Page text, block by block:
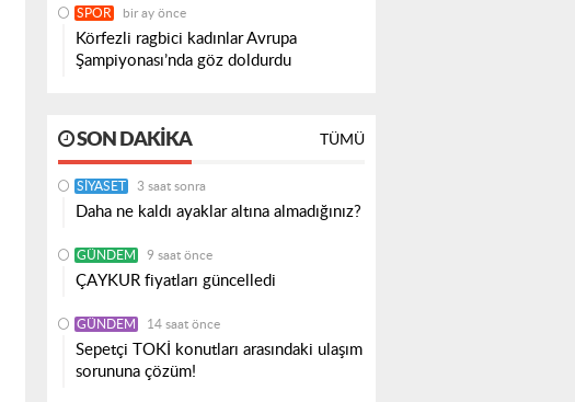
SPOR bir ay önce
Körfezli ragbici kadınlar Avrupa
Şampiyonası’nda göz doldurdu
SON DAKIKA TÜMÜ
SIYASET 3 saat sonra
Daha ne kaldı ayaklar altına almadığınız?
GÜNDEM 9 saat önce
ÇAYKUR fiyatları güncelledi
GÜNDEM 14 saat önce
Sepetçi TOKİ konutları arasındaki ulaşım
sorununa çözüm!